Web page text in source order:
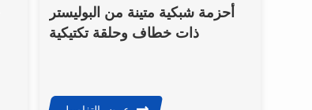
أحزمة شبكية متينة من البوليستر
ذات خطاف وحلقة تكتيكية